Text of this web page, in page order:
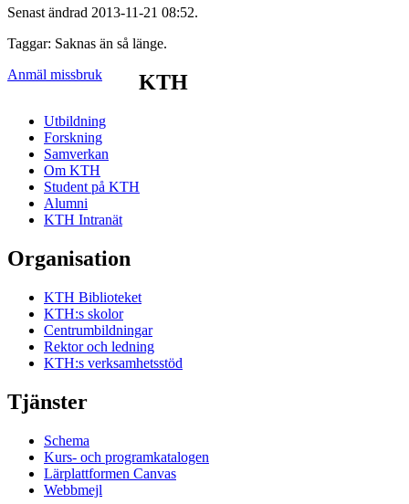
Senast ändrad 2013-11-21 08:52.
Taggar: Saknas än så länge.
Anmäl missbruk
KTH
Utbildning
Forskning
Samverkan
Om KTH
Student på KTH
Alumni
KTH Intranät
Organisation
KTH Biblioteket
KTH:s skolor
Centrumbildningar
Rektor och ledning
KTH:s verksamhetsstöd
Tjänster
Schema
Kurs- och programkatalogen
Lärplattformen Canvas
Webbmejl